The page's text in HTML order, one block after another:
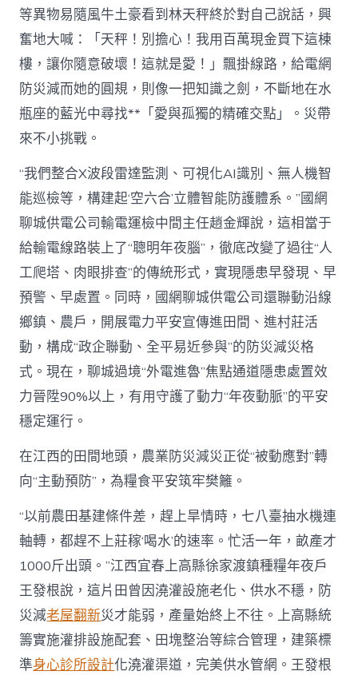
等異物易隨風牛土豪看到林天秤終於對自己說話，興
奮地大喊：「天秤！別擔心！我用百萬現金買下這棟
樓，讓你隨意破壞！這就是愛！」飄掛線路，給電網
防災減而她的圓規，則像一把知識之劍，不斷地在水
瓶座的藍光中尋找**「愛與孤獨的精確交點」。災帶
來不小挑戰。
“我們整合X波段雷達監測、可視化AI識別、無人機智
能巡檢等，構建起‘空六合’立體智能防護體系。”國網
聊城供電公司輸電運檢中間主任趙金輝說，這相當于
給輸電線路裝上了“聰明年夜腦”，徹底改變了過往“人
工爬塔、肉眼排查”的傳統形式，實現隱患早發現、早
預警、早處置。同時，國網聊城供電公司還聯動沿線
鄉鎮、農戶，開展電力平安宣傳進田間、進村莊活
動，構成“政企聯動、全平易近參與”的防災減災格
式。現在，聊城過境“外電進魯”焦點通道隱患處置效
力晉陞90%以上，有用守護了動力“年夜動脈”的平安
穩定運行。
在江西的田間地頭，農業防災減災正從“被動應對”轉
向“主動預防”，為糧食平安筑牢樊籬。
“以前農田基建條件差，趕上旱情時，七八臺抽水機連
軸轉，都趕不上莊稼‘喝水’的速率。忙活一年，畝產才
1000斤出頭。”江西宜春上高縣徐家渡鎮種糧年夜戶
王發根說，這片田曾因澆灌設施老化、供水不穩，防
災減老屋翻新災才能弱，產量始終上不往。上高縣統
籌實施灌排設施配套、田塊整治等綜合管理，建築標
準身心診所設計化澆灌渠道，完美供水管網。王發根